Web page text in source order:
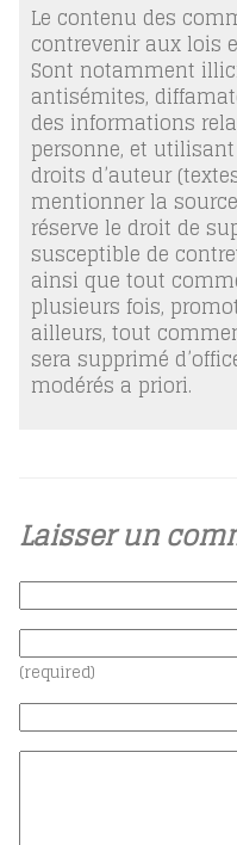
Le contenu des
contrevenir aux lois
Sont notamment
antisémites,
des informations
personne, et
droits d’auteur
mentionner la
réserve le droit de
susceptible de
ainsi que tout
plusieurs fois,
ailleurs, tout
sera supprimé
modérés a priori.
Laisser un
(required)